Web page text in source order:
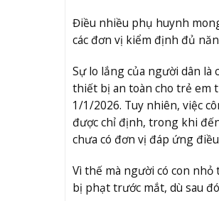
Điều nhiều phụ huynh
các đơn vị kiểm định đủ
Sự lo lắng của người dân là
thiết bị an toàn cho trẻ em
1/1/2026. Tuy nhiên, việc
được chỉ định, trong khi
chưa có đơn vị đáp ứng
Vì thế mà người có con
bị phạt trước mắt, dù sau